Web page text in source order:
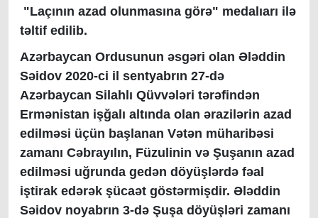
"Laçının azad olunmasına görə" medalıarı ilə
təltif edilib.
Azərbaycan Ordusunun əsgəri olan Ələddin
Səidov 2020-ci il sentyabrın 27-də
Azərbaycan Silahlı Qüvvələri tərəfindən
Ermənistan işğalı altında olan ərazilərin azad
edilməsi üçün başlanan Vətən müharibəsi
zamanı Cəbrayılın, Füzulinin və Şuşanın azad
edilməsi uğrunda gedən döyüşlərdə fəal
iştirak edərək şücaət göstərmişdir. Ələddin
Səidov noyabrın 3-də Şuşa döyüşləri zamanı